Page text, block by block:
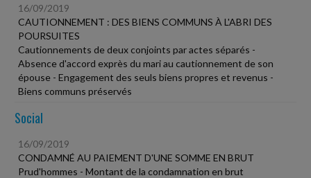
16/09/2019
CAUTIONNEMENT : DES BIENS COMMUNS À L'ABRI DES
POURSUITES
Cautionnements de deux conjoints par actes séparés -
Absence d'accord exprès du mari au cautionnement de son
épouse - Engagement des seuls biens propres et revenus -
Biens communs préservés
Social
16/09/2019
CONDAMNÉ AU PAIEMENT D'UNE SOMME EN BRUT
Prud'hommes - Montant de la condamnation en brut